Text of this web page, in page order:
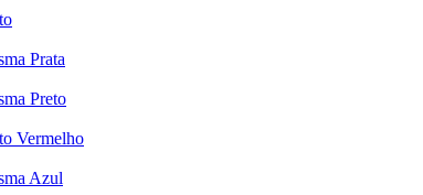
Prata
Preto
Vermelho
Azul